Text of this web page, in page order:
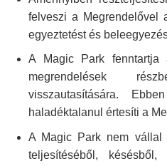
felveszi a Megrendelővel
egyeztetést és
A Magic Park
megrendelések
visszautasítására.
haladéktalanul értesíti a
A Magic Park nem vállal
teljesítéséből, késésből,